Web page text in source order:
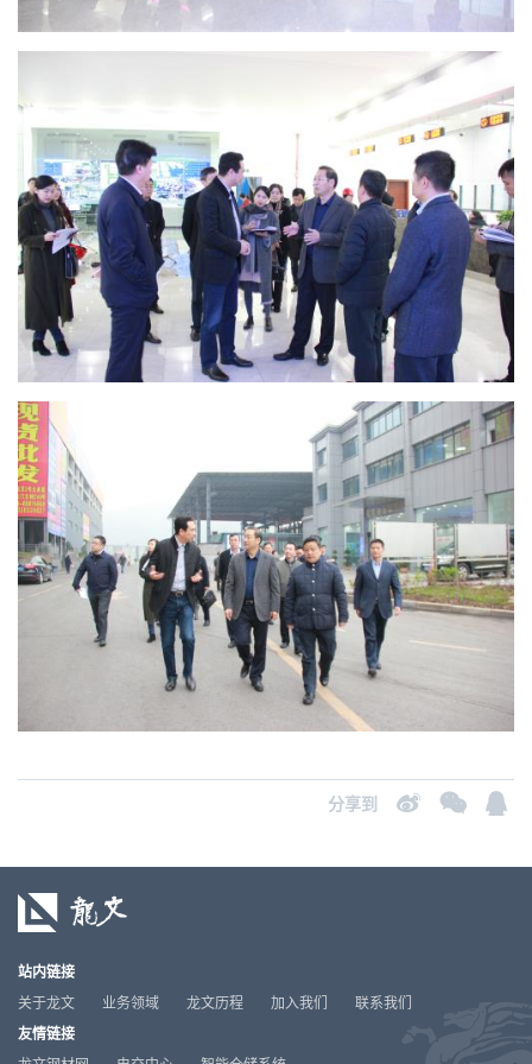
分享到
站内链接
关于龙文 业务领域 龙文历程 加入我们 联系我们
友情链接